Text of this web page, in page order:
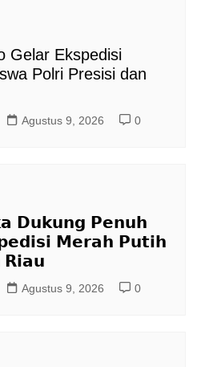
Gelar Ekspedisi
Polri Presisi dan
Agustus 9, 2026 0
𝗗𝘂𝗸𝘂𝗻𝗴 𝗣𝗲𝗻𝘂𝗵
𝗠𝗲𝗿𝗮𝗵 𝗣𝘂𝘁𝗶𝗵
𝗥𝗶𝗮𝘂
Agustus 9, 2026 0